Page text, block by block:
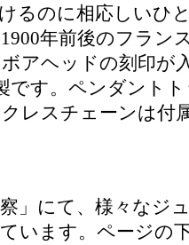
るのに相応しいひ
年前後のフラン
アヘッドの刻印が
す。 ペンダント
レスチェーンは付
」にて、様々なジ
います。ページの